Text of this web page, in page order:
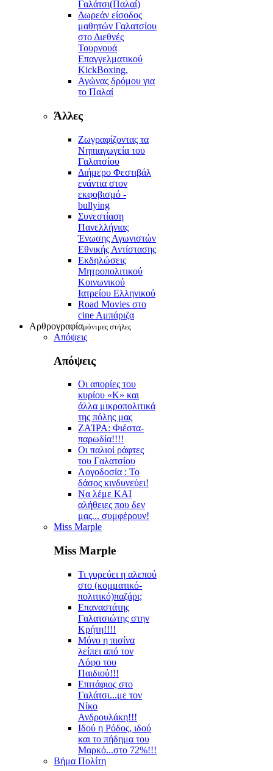
Γαλάτσι(Παλαί)
Δωρεάν είσοδος
μαθητών Γαλατσίου
στο Διεθνές
Τουρνουά
Επαγγελματικού
KickBoxing,
Αγώνας δρόμου για
το Παλαί
Άλλες
Ζωγραφίζοντας τα
Νηπιαγωγεία του
Γαλατσίου
Διήμερο Φεστιβάλ
ενάντια στον
εκφοβισμό -
bullying
Συνεστίαση
Πανελλήνιας
Ένωσης Αγωνιστών
Εθνικής Αντίστασης
Εκδηλώσεις
Μητροπολιτικού
Κοινωνικού
Ιατρείου Ελληνικού
Road Movies στο
cine Aμπάριζα
Αρθρογραφίαμόνιμες στήλες
Απόψεις
Απόψεις
Οι απορίες του
κυρίου «Κ» και
άλλα μικροπολιτικά
της πόλης μας
ZAΊΡΑ: Φιέστα-
παρωδία!!!!
Οι παλιοί ράφτες
του Γαλατσίου
Λογοδοσία : Το
δάσος κινδυνεύει!
Να λέμε ΚΑΙ
αλήθειες που δεν
μας... συμφέρουν!
Miss Marple
Miss Marple
Τι γυρεύει η αλεπού
στο (κομματικό-
πολιτικό)παζάρι;
Επαναστάτης
Γαλατσιώτης στην
Κρήτη!!!!
Μόνο η πισίνα
λείπει από τον
Λόφο του
Παιδιού!!!
Επιτάφιος στο
Γαλάτσι...με τον
Νίκο
Ανδρουλάκη!!!
Ιδού η Ρόδος, ιδού
και το πήδημα του
Μαρκό...στο 72%!!!
Βήμα Πολίτη